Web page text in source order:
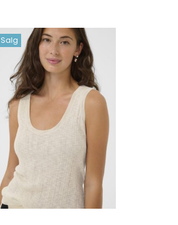
Salg